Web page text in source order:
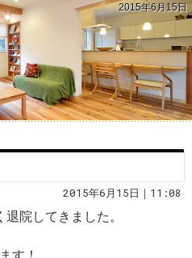
2015年6月15日
2015年6月15日｜11:08
院してきました。